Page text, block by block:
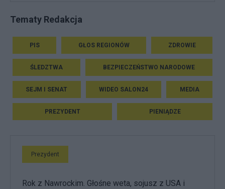
Tematy Redakcja
PIS GŁOS REGIONÓW ZDROWIE
ŚLEDZTWA BEZPIECZEŃSTWO NARODOWE
SEJM I SENAT WIDEO SALON24 MEDIA
PREZYDENT PIENIĄDZE
Prezydent
Rok z Nawrockim. Głośne weta, sojusz z USA i